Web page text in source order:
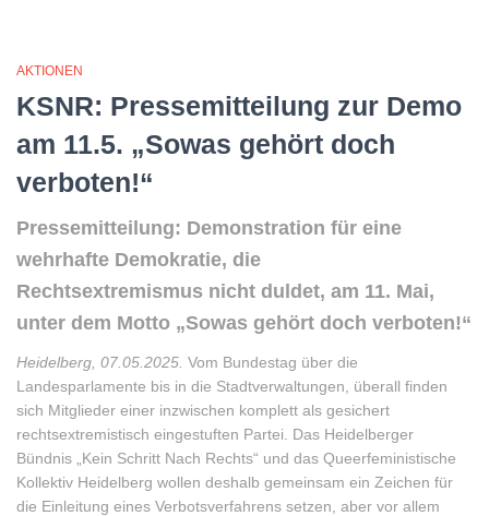
AKTIONEN
KSNR: Pressemitteilung zur Demo
am 11.5. „Sowas gehört doch
verboten!“
Pressemitteilung: Demonstration für eine
wehrhafte Demokratie, die
Rechtsextremismus nicht duldet, am 11. Mai,
unter dem Motto „Sowas gehört doch verboten!“
Heidelberg, 07.05.2025. Vom Bundestag über die
Landesparlamente bis in die Stadtverwaltungen, überall finden
sich Mitglieder einer inzwischen komplett als gesichert
rechtsextremistisch eingestuften Partei. Das Heidelberger
Bündnis „Kein Schritt Nach Rechts“ und das Queerfeministische
Kollektiv Heidelberg wollen deshalb gemeinsam ein Zeichen für
die Einleitung eines Verbotsverfahrens setzen, aber vor allem